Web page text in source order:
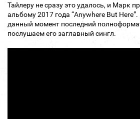
Тайлеру не сразу это удалось, и Марк
альбому 2017 года “Anywhere But
данный момент последний
послушаем его заглавный сингл.